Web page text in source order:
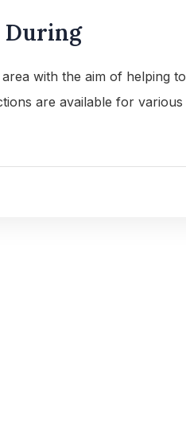
During
with the aim of helping to
are available for various